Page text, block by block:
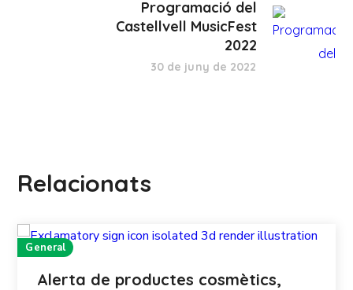
Programació del
Castellvell MusicFest
2022
30 de juny de 2022
Relacionats
General
Alerta de productes cosmètics,